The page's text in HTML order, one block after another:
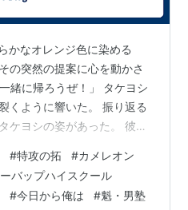
かなオレンジ色に染める
の突然の提案に心を動かさ
緒に帰ろうぜ！」 タケヨシ
くように響いた。 振り返る
ケヨシの姿があった。 彼は
この質問は、先日の小さな
ものだった。 「もう痛くね
てるよ。触ってみるか？」
#特攻の拓 #カメレオン
バップハイスクール
#今日から俺は #魁・男塾